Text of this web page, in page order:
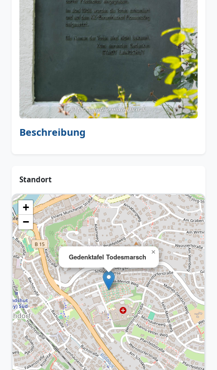
Beschreibung
Standort
Gedenktafel Todesmarsch
×
+
−